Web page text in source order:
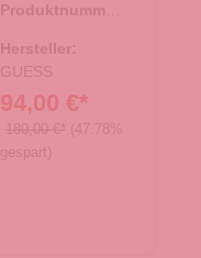
Latte
Produktnummer:
Hersteller:
GUESS
94,00 €*
180,00 €* (47.78%
gespart)